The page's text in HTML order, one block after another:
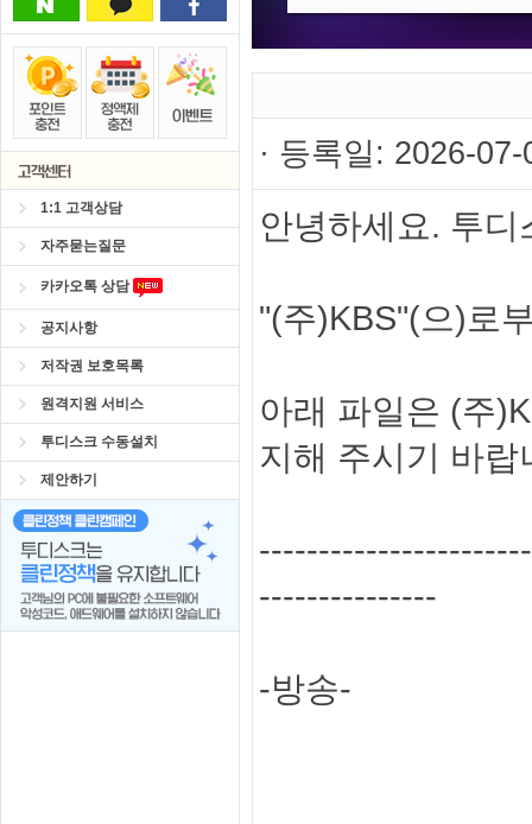
1:1 고객상담
자주묻는질문
카카오톡 상담
공지사항
저작권 보호목록
원격지원 서비스
투디스크 수동설치
제안하기
· 등록일: 2026-
안녕하세요. 투
"(주)KBS"(으)로
아래 파일은 (주
지해 주시기 바랍
---------------
-방송-